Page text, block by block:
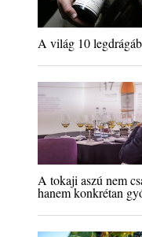
A világ 10
A tokaji aszú nem
hanem konkrétan